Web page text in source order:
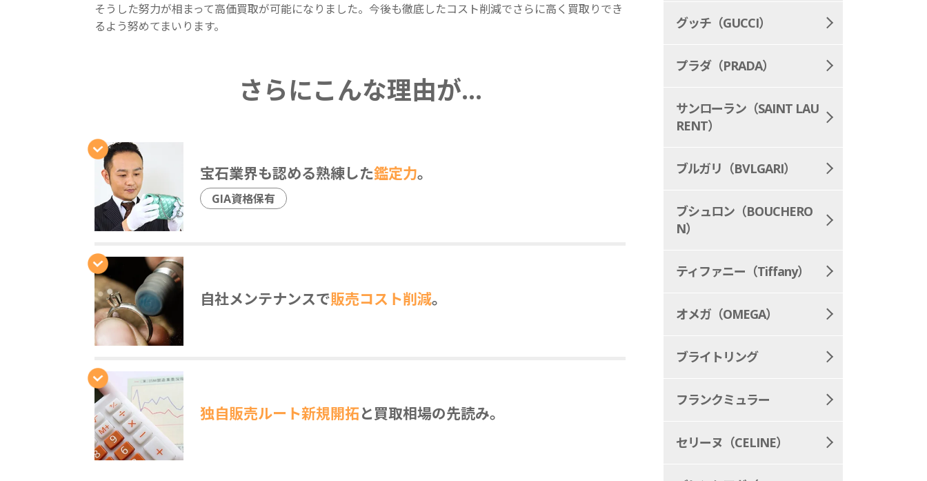
そうした努力が相まって高価買取が可能になりました。今後も徹底したコスト削減でさらに高く買取りでき
るよう努めてまいります。
さらにこんな理由が…
宝石業界も認める熟練した鑑定力。
GIA資格保有
自社メンテナンスで販売コスト削減。
独自販売ルート新規開拓と買取相場の先読み。
グッチ（GUCCI）
プラダ（PRADA）
サンローラン（SAINT LAU
RENT）
ブルガリ（BVLGARI）
ブシュロン（BOUCHERO
N）
ティファニー（Tiffany）
オメガ（OMEGA）
ブライトリング
フランクミュラー
セリーヌ（CELINE）